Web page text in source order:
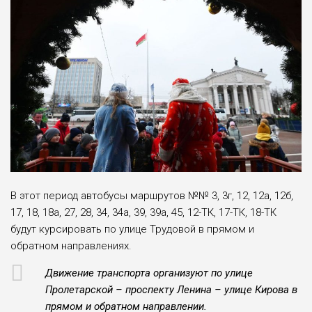
В этот период автобусы маршрутов №№ 3, 3г, 12, 12а, 12б,
17, 18, 18а, 27, 28, 34, 34а, 39, 39а, 45, 12-ТК, 17-ТК, 18-ТК
будут курсировать по улице Трудовой в прямом и
обратном направлениях.
Движение транспорта организуют по улице
Пролетарской – проспекту Ленина – улице Кирова в
прямом и обратном направлении.